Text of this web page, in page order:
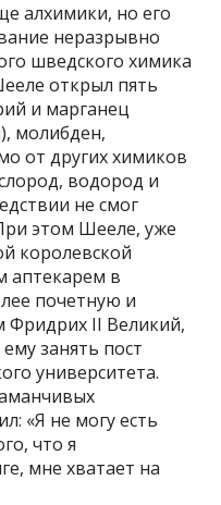
алхимики, но его
неразрывно
шведского химика
открыл пять
и марганец
молибден,
от других химиков
водород и
не смог
этом Шееле, уже
королевской
аптекарем в
почетную и
Фридрих II Великий,
занять пост
университета.
«Я не могу есть
что я
мне хватает на